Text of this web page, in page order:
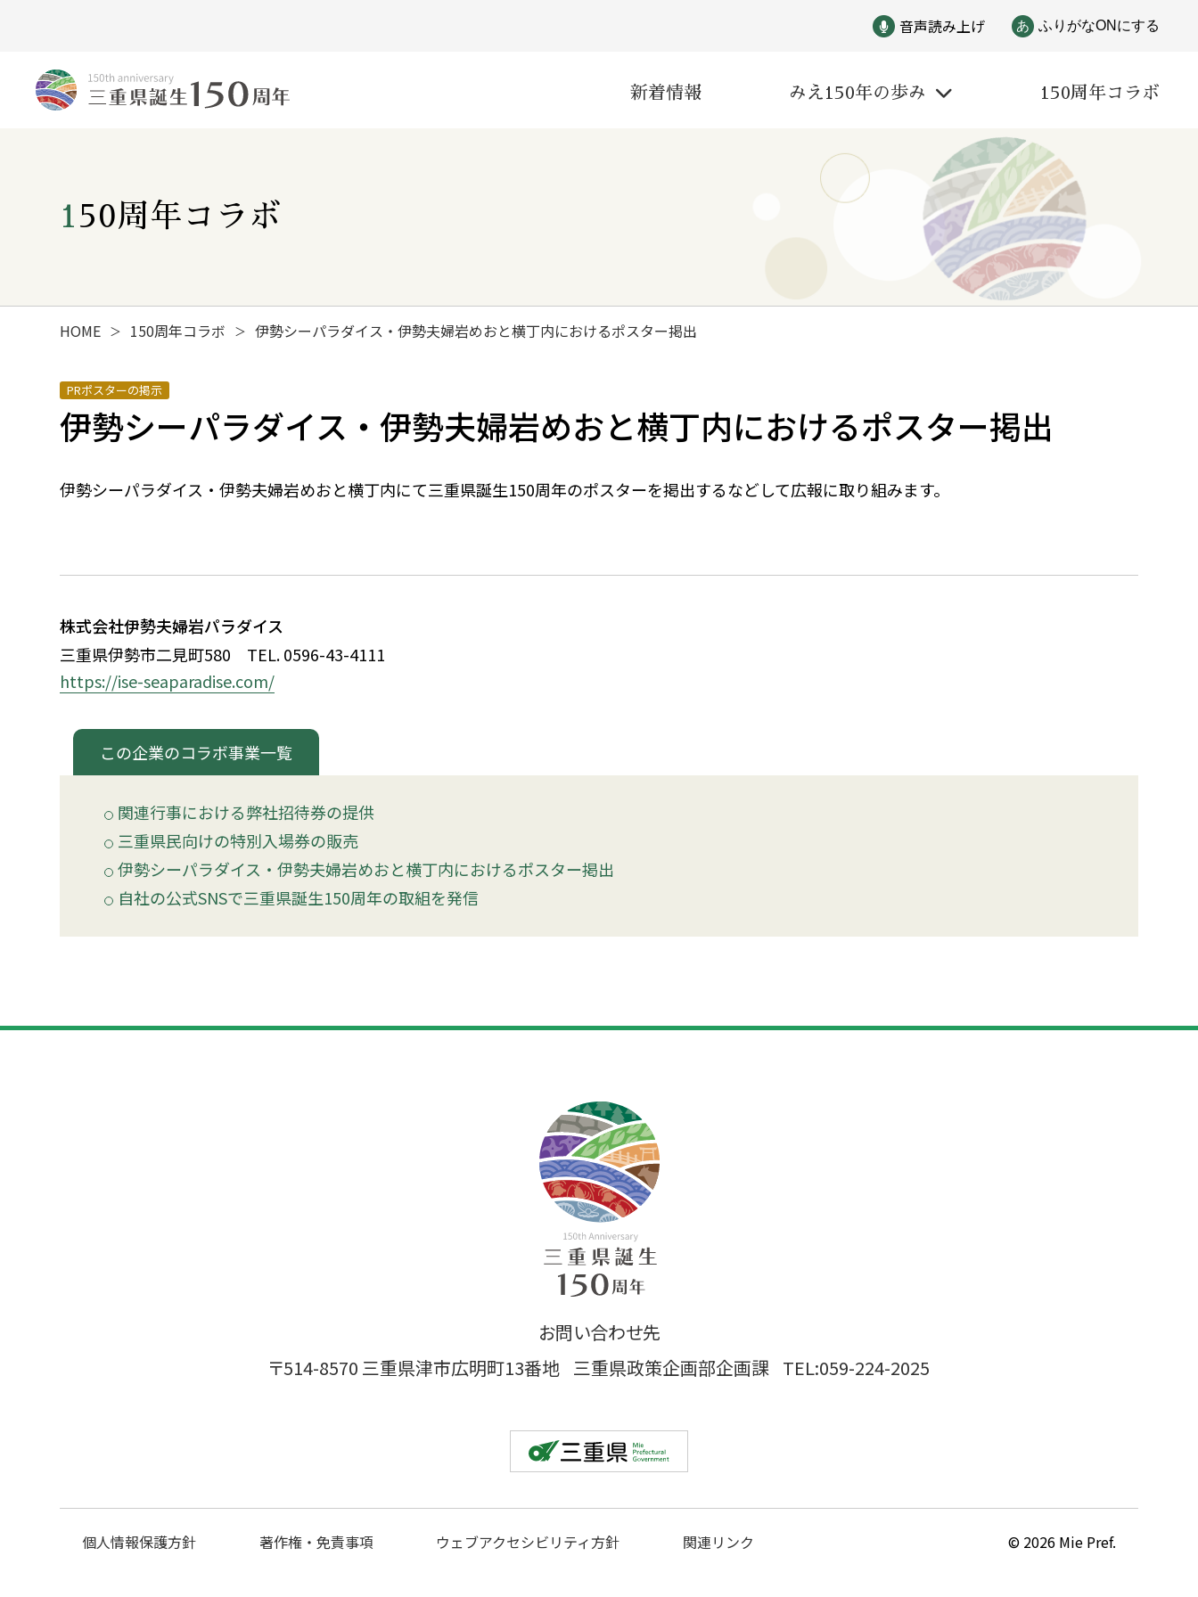
音声読み上げ あ ふりがなONにする
新着情報 みえ150年の歩み
インフラ
150周年コラボ
150周年コラボ
HOME ＞ 150周年コラボ ＞ 伊勢シーパラダイス・伊勢夫婦岩めおと横丁内におけるポスター掲出
PRポスターの掲示
伊勢シーパラダイス・伊勢夫婦岩めおと横丁内におけるポスター掲出
伊勢シーパラダイス・伊勢夫婦岩めおと横丁内にて三重県誕生150周年のポスターを掲出するなどして広報に取り組みます。
株式会社伊勢夫婦岩パラダイス
三重県伊勢市二見町580 TEL. 0596-43-4111
https://ise-seaparadise.com/
この企業のコラボ事業一覧
関連行事における弊社招待券の提供
三重県民向けの特別入場券の販売
伊勢シーパラダイス・伊勢夫婦岩めおと横丁内におけるポスター掲出
自社の公式SNSで三重県誕生150周年の取組を発信
お問い合わせ先
〒514-8570 三重県津市広明町13番地 三重県政策企画部企画課 TEL:059-224-2025
個人情報保護方針 著作権・免責事項 ウェブアクセシビリティ方針 関連リンク © 2026 Mie Pref.